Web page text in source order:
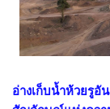
อ่างเก็บน้ำห้วยรูอั